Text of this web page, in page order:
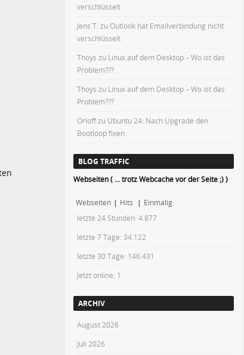
verschlüsselt
Jens T. zuOutlook hat Emailverbindung nicht
verschlüsselt
Thoys zu Linux auf dem Desktop – Wo ist das
Problem???
Thoys zu Linux auf dem Desktop – Wo ist das
Problem???
Orloffzu Ubuntu 24: Nach Upgrade den
Bootloop fixen
BLOG TRAFFIC
Webseiten ( ... trotz Webcache vor der Seite ;) )
Webseiten | Hits | Einmalig
letzte 24 Stunden:4.877
letzte 7 Tage: 34.122
letzte 30 Tage: 146.431
Jetzt online: 1
ARCHIV
August 2026
Juli 2026